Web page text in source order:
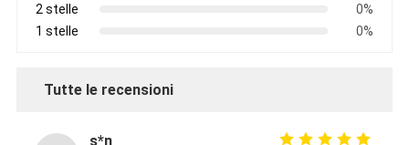
Struttura infrarossa di tocco
Macchina fotografica del documento del visualizzatore
proiettore
2 stelle
0%
1 stelle
0%
Tutte le recensioni
s*n